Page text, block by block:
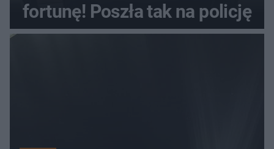
fortunę! Poszła tak na policję